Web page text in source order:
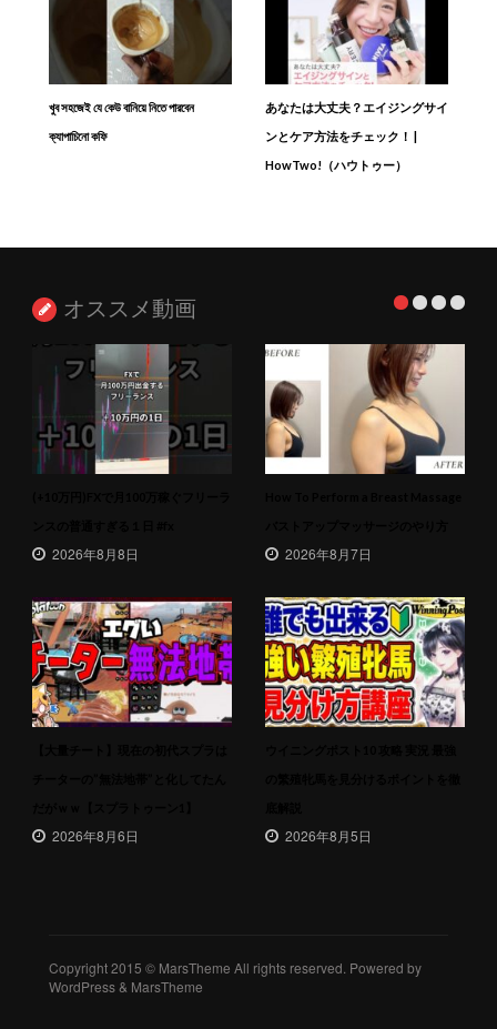
খুব সহজেই যে কেউ বানিয়ে নিতে পারবেন
ক্যাপাচিনো কফি
あなたは大丈夫？エイジングサイ
ンとケア方法をチェック！ |
HowTwo!（ハウトゥー）
オススメ動画
2026年8月8日 2026年8月7日
2026年8月6日 2026年8月5日
Copyright 2015 © MarsTheme All rights reserved. Powered by
WordPress & MarsTheme